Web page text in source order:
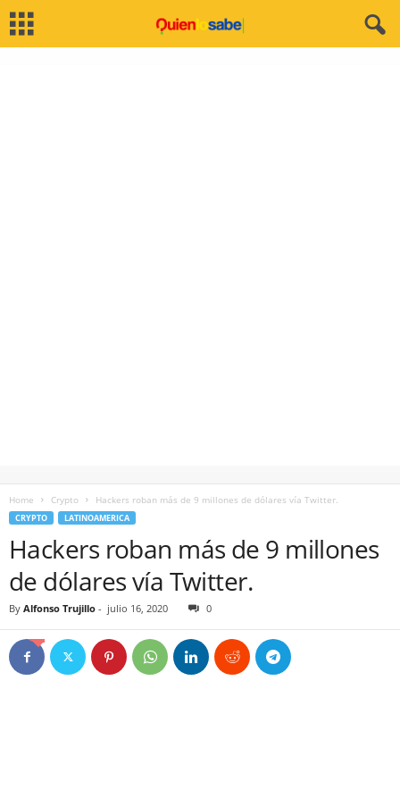
Home Crypto Hackers roban más de 9 millones de dólares vía Twitter.
CRYPTO LATINOAMERICA
Hackers roban más de 9 millones
de dólares vía Twitter.
By Alfonso Trujillo - julio 16, 2020 0